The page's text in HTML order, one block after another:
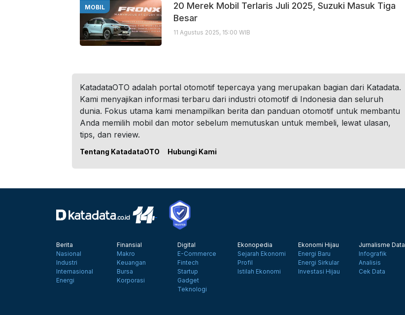
MOBIL
20 Merek Mobil Terlaris Juli 2025, Suzuki Masuk Tiga
Besar
11 Agustus 2025, 15:00 WIB
KatadataOTO adalah portal otomotif tepercaya yang merupakan bagian dari Katadata.
Kami menyajikan informasi terbaru dari industri otomotif di Indonesia dan seluruh
dunia. Fokus utama kami menampilkan berita dan panduan otomotif untuk membantu
Anda memilih mobil dan motor sebelum memutuskan untuk membeli, lewat ulasan,
tips, dan review.
Tentang KatadataOTO Hubungi Kami
Berita
Nasional
Industri
Internasional
Energi
Finansial
Makro
Keuangan
Bursa
Korporasi
Digital
E-Commerce
Fintech
Startup
Gadget
Teknologi
Ekonopedia
Sejarah Ekonomi
Profil
Istilah Ekonomi
Ekonomi Hijau
Energi Baru
Energi Sirkular
Investasi Hijau
Jurnalisme Data
Infografik
Analisis
Cek Data